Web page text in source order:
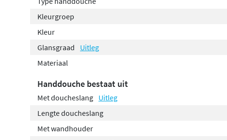
Kleurgroep
Kleur
Glansgraad
Uitleg
Materiaal
Handdouche bestaat uit
Met doucheslang Uitleg
Lengte doucheslang
Met wandhouder